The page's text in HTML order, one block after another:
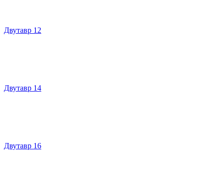
Двутавр 12
Двутавр 14
Двутавр 16